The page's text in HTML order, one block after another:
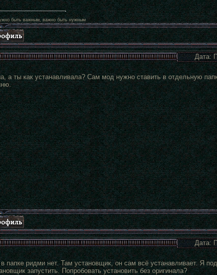
быть важным, важно быть нужным
Дата:
а ты как устанавливала? Сам мод нужно ставить в отдельную
Дата:
папке ридми нет. Там установщик, он сам всё устанавливает. Я
запустить. Попробовать установить без оригинала?